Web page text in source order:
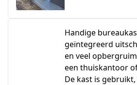
Handige
geïntegreerd
en veel
een thuiskantoor
De kast is